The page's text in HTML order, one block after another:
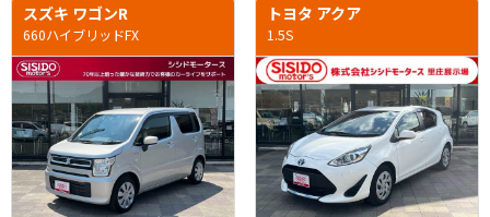
スズキ ワゴンR
660ハイブリッドFX
トヨタ アクア
1.5S